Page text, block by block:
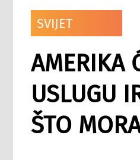
SVIJET
AMERIKA
USLUGU
ŠTO